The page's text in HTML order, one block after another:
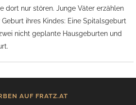
dort nur stören. Junge Väter erzählen
ihres Kindes: Eine Spitalsgeburt
nicht geplante Hausgeburten und
AUF FRATZ.AT